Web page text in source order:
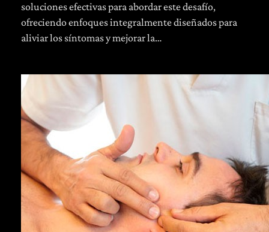
soluciones efectivas para abordar este desafío,
ofreciendo enfoques integralmente diseñados para
aliviar los síntomas y mejorar la…